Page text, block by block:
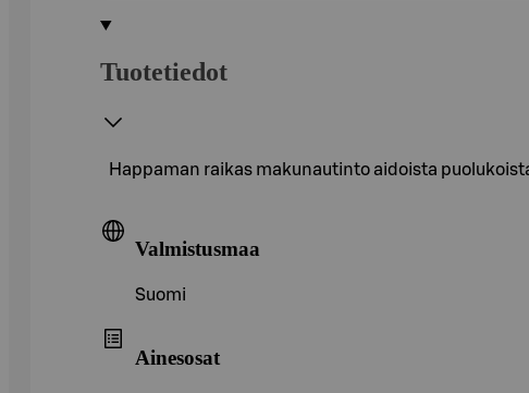
Tuotetiedot
Happaman raikas makunautinto aidoista
Valmistusmaa
Suomi
Ainesosat